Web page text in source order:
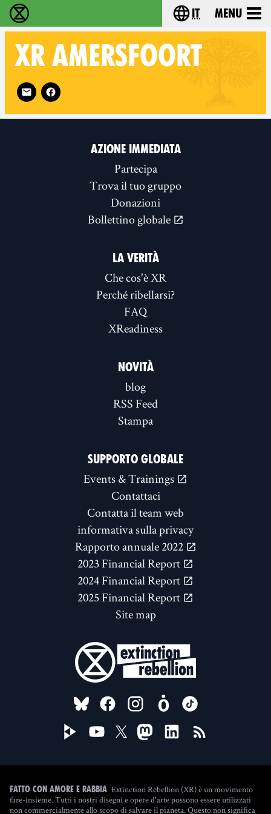
Extinction Rebellion - Home Choose your
it Menu
XR AMERSFOORT
Follow XR Amersfoort on
AZIONE IMMEDIATA
Partecipa
Trova il tuo gruppo
Donazioni
Bollettino globale
LA VERITÀ
Che cos'è XR
Perché ribellarsi?
FAQ
XReadiness
NOVITÀ
blog
RSS Feed
Stampa
SUPPORTO GLOBALE
Events & Trainings
Contattaci
Contatta il team web
informativa sulla privacy
Rapporto annuale 2022
2023 Financial Report
2024 Financial Report
2025 Financial Report
Site map
FOLLOW US ON
Fatto con amore e rabbia Extinction Rebellion (XR) è un movimento
fare-insieme. Tutti i nostri disegni e opere d'arte possono essere utilizzati
non commercialmente allo scopo di salvare il pianeta. Questo non significa